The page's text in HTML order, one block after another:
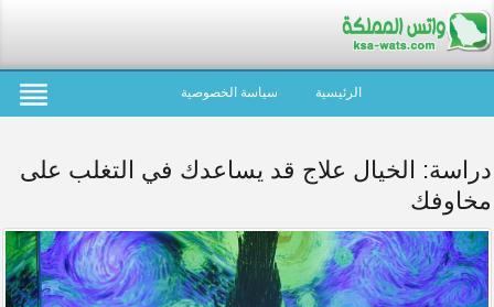
الرئيسية سياسة الخصوصية
دراسة: الخيال علاج قد يساعدك في التغلب على
مخاوفك